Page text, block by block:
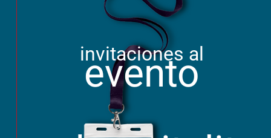
invitaciones al
evento